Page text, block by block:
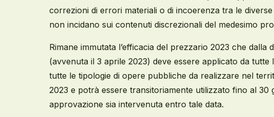
correzioni di errori materiali o di incoerenza tra le
non incidano sui contenuti discrezionali del medesimo
Rimane immutata l’efficacia del prezzario 2023 che dalla
(avvenuta il 3 aprile 2023) deve essere applicato da
tutte le tipologie di opere pubbliche da realizzare nel
2023 e potrà essere transitoriamente utilizzato fino al
approvazione sia intervenuta entro tale data.